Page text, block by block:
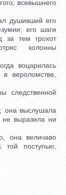
всевышнего
душивший его
его шаги
за тем грохот
колонны
воцарилась
вероломстве,
она выслушала
выразила ни
величаво
поступью,